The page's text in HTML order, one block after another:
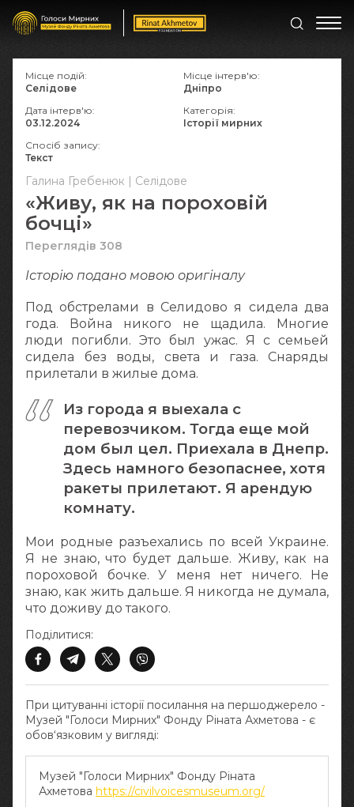
Галина Гребенюк | Селідове
«Живу, як на пороховій
бочці»
Переглядів 308
Історію подано мовою оригіналу
Под обстрелами в Селидово я сидела два
года. Война никого не щадила. Многие
люди погибли. Это был ужас. Я с семьей
сидела без воды, света и газа. Снаряды
прилетали в жилые дома.
Из города я выехала с
перевозчиком. Тогда еще мой
дом был цел. Приехала в Днепр.
Здесь намного безопаснее, хотя
ракеты прилетают. Я арендую
комнату.
Мои родные разъехались по всей Украине.
Я не знаю, что будет дальше. Живу, как на
пороховой бочке. У меня нет ничего. Не
знаю, как жить дальше. Я никогда не думала,
что доживу до такого.
При цитуванні історії посилання на першоджерело -
Музей "Голоси Мирних" Фонду Ріната Ахметова - є
обов‘язковим у вигляді:
Музей "Голоси Мирних" Фонду Ріната
Ахметова https://civilvoicesmuseum.org/
Поділитися:
Місце подій:
Селідове
Місце інтерв'ю:
Дніпро
Дата інтерв'ю:
03.12.2024
Категорія:
Історії мирних
Спосіб запису:
Текст